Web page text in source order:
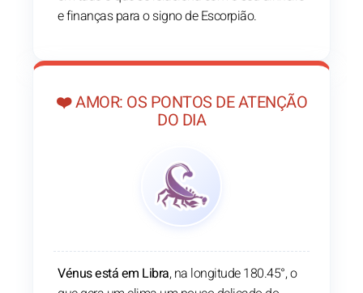
e finanças para o signo de Escorpião.
❤️ AMOR: OS PONTOS DE ATENÇÃO
DO DIA
Vénus está em Libra, na longitude 180.45°, o